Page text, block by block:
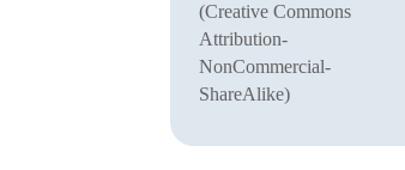
(Creative Commons
Attribution-
NonCommercial-
ShareAlike)